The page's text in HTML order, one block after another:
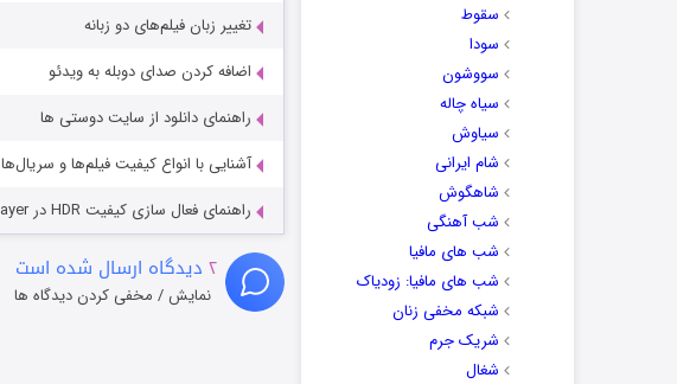
سقوط
سودا
سووشون
سیاه چاله
سیاوش
شام ایرانی
شاهگوش
شب آهنگی
شب های مافیا
شب های مافیا: زودیاک
شبکه مخفی زنان
شریک جرم
شغال
تغییر زبان فیلم‌های دو زبانه
اضافه کردن صدای دوبله به ویدئو
راهنمای دانلود از سایت دوستی ها
آشنایی با انواع کیفیت فیلم‌ها و سریال‌ها
راهنمای فعال سازی کیفیت HDR در PotPlayer
۲ دیدگاه ارسال شده است
نمایش / مخفی کردن دیدگاه ها